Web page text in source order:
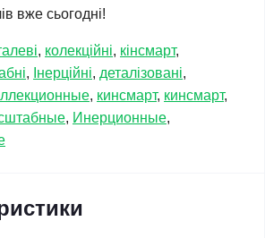
вже сьогодні!
, колекційні, кінсмарт,
, Інерційні, деталізовані,
, кинсмарт, кинсмарт,
, Инерционные,